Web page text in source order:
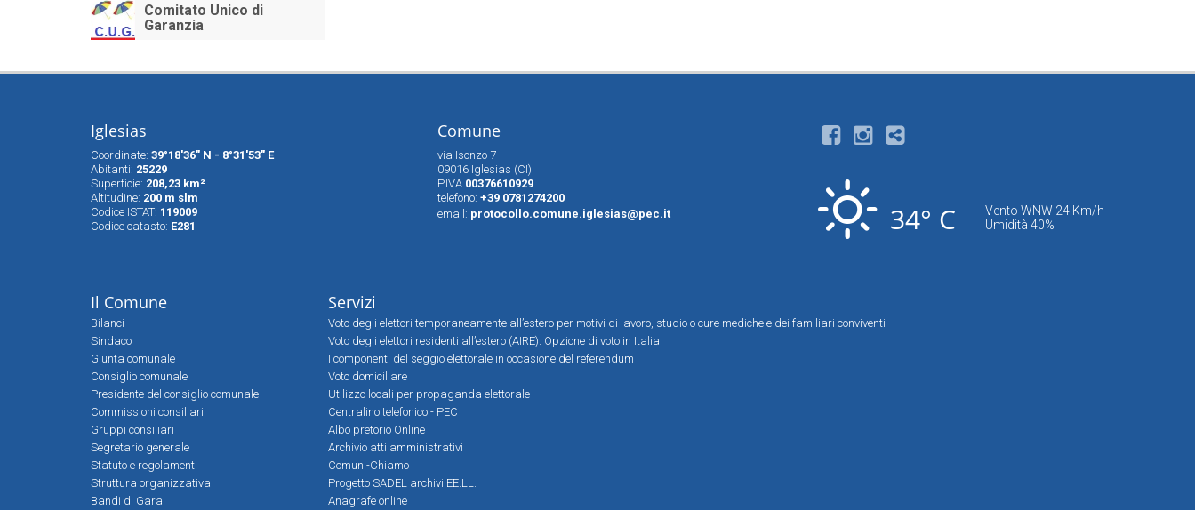
Comitato Unico di
Garanzia
Iglesias
Coordinate: 39°18'36" N - 8°31'53" E
Abitanti: 25229
Superfìcie: 208,23 km²
Altitudine: 200 m slm
Codice ISTAT: 119009
Codice catasto: E281
Comune
via Isonzo 7
09016 Iglesias (CI)
P.IVA 00376610929
telefono: +39 0781274200
email: protocollo.comune.iglesias@pec.it 34° C
Vento WNW 24 Km/h
Umidità 40%
Il Comune
Bilanci
Sindaco
Giunta comunale
Consiglio comunale
Presidente del consiglio comunale
Commissioni consiliari
Gruppi consiliari
Segretario generale
Statuto e regolamenti
Struttura organizzativa
Bandi di Gara
Servizi
Voto degli elettori temporaneamente all’estero per motivi di lavoro, studio o cure mediche e dei familiari conviventi
Voto degli elettori residenti all’estero (AIRE). Opzione di voto in Italia
I componenti del seggio elettorale in occasione del referendum
Voto domiciliare
Utilizzo locali per propaganda elettorale
Centralino telefonico - PEC
Albo pretorio Online
Archivio atti amministrativi
Comuni-Chiamo
Progetto SADEL archivi EE.LL.
Anagrafe online